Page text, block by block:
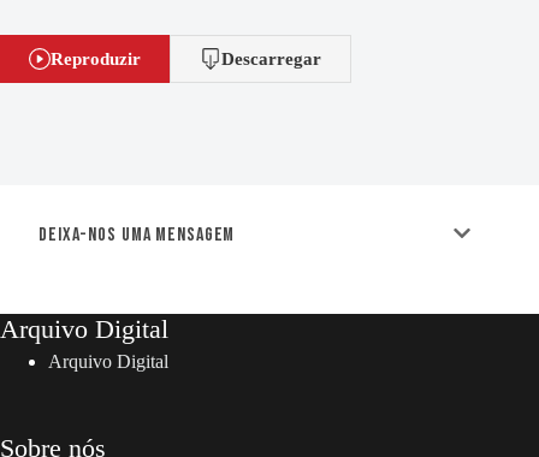
Reproduzir Descarregar
Deixa-nos uma mensagem
Arquivo Digital
Arquivo Digital
Sobre nós